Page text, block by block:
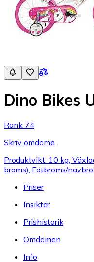
Dino Bikes
Rank 74
Skriv omdöme
Produktvikt: 10 kg,
broms), Fotbroms/
Priser
Insikter
Prishistorik
Omdömen
Info